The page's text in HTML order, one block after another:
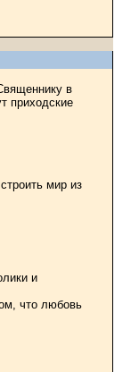
в
приходские
мир из
и
что любовь